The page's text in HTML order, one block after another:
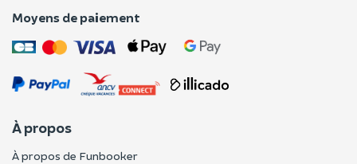
Moyens de paiement
À propos
À propos de Funbooker